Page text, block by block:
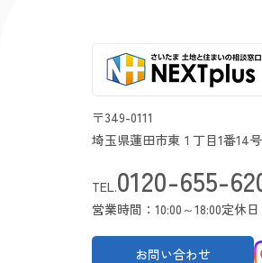
〒349-0111
埼玉県蓮田市東１丁目1番14
TEL.0120-655-
営業時間：10:00～18:00定休日
お問い合わせ